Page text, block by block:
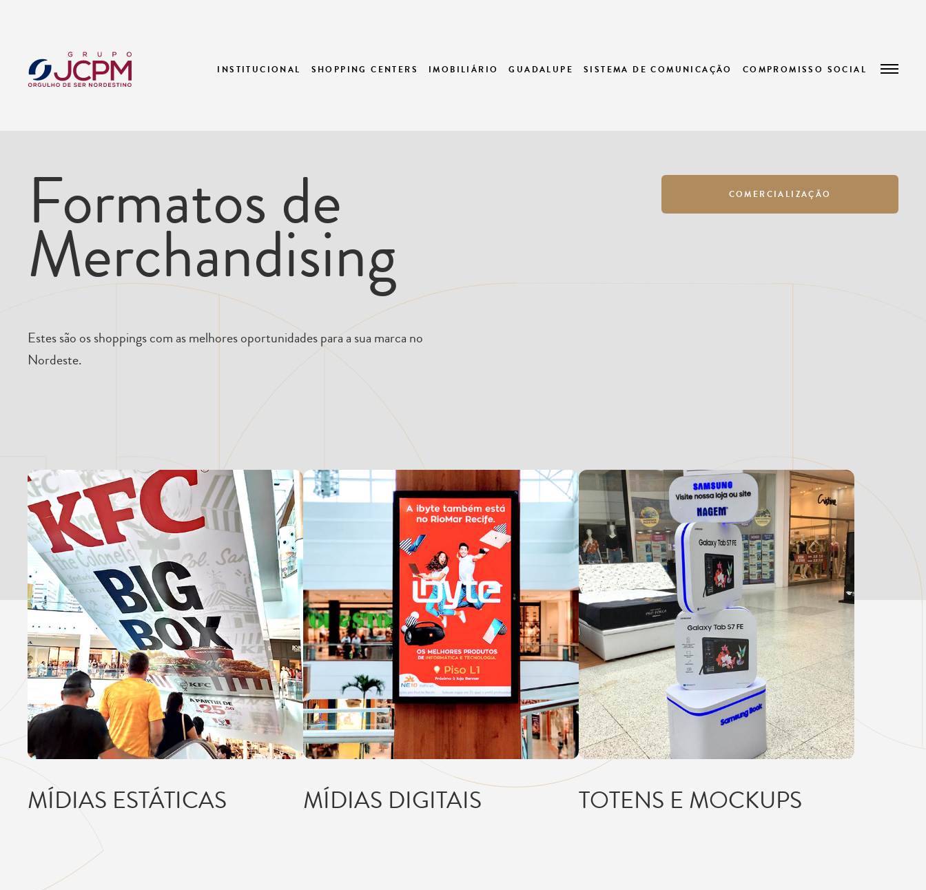
INSTITUCIONAL SHOPPING CENTERS IMOBILIÁRIO GUADALUPE SISTEMA DE COMUNICAÇÃO COMPROMISSO SOCIAL
COMERCIALIZAÇÃO
Formatos de
Merchandising
Estes são os shoppings com as melhores oportunidades para a sua marca no
Nordeste.
MÍDIAS ESTÁTICAS MÍDIAS DIGITAIS TOTENS E MOCKUPS